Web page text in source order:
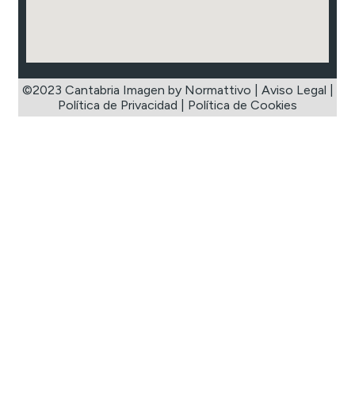
©2023 Cantabria Imagen by Normattivo | Aviso Legal
Política de Privacidad
Política de Cookies